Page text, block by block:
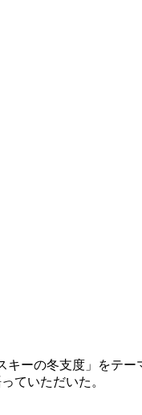
ーの冬支度」をテ
ていただいた。